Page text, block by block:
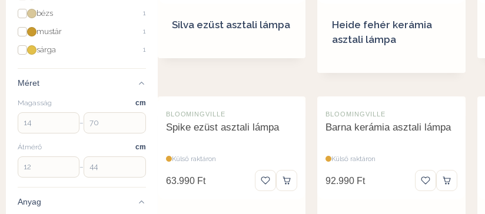
bézs 1
mustár 1
sárga 1
Méret
Magasság cm
–
Átmérő cm
–
Anyag
Silva ezüst asztali lámpa
Heide fehér kerámia
asztali lámpa
BLOOMINGVILLE
Spike ezüst asztali lámpa
Külső raktáron
63.990 Ft
BLOOMINGVILLE
Barna kerámia asztali lámpa
Külső raktáron
92.990 Ft